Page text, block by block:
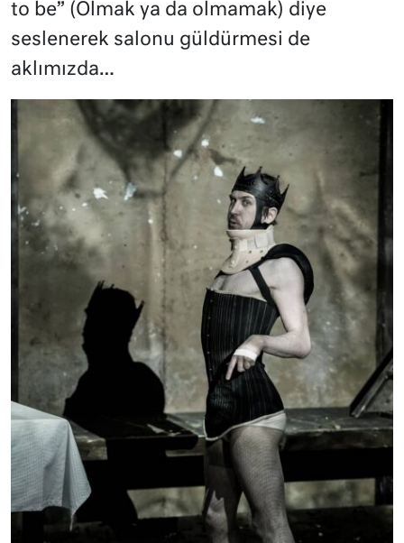
to be” (Olmak ya da olmamak) diye
seslenerek salonu güldürmesi de
aklımızda…